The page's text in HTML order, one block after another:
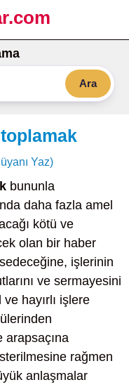
Ara
Yaz)
bununla
daha fazla amel
kötü ve
olan bir haber
işlerinin
ve sermayesini
hayırlı işlere
arapsaçına
rağmen
anlaşmalar